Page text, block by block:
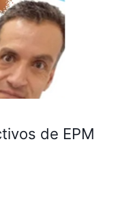
de EPM